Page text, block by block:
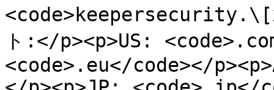
ト:</p><p>US:
<code>.eu</code></